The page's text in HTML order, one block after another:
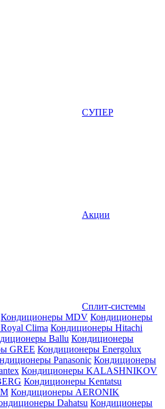
СУПЕР
Акции
Сплит-системы
Кондиционеры MDV Кондиционеры
Clima Кондиционеры Hitachi
Ballu Кондиционеры
GREE Кондиционеры Energolux
Panasonic Кондиционеры
Кондиционеры KALASHNIKOV
Кондиционеры Kentatsu
Кондиционеры AERONIK
Dahatsu Кондиционеры